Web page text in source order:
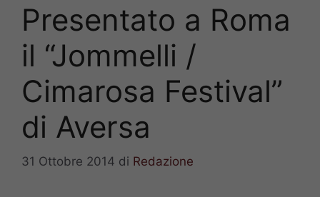
Presentato a Roma
il “Jommelli /
Cimarosa Festival”
di Aversa
31 Ottobre 2014 di Redazione